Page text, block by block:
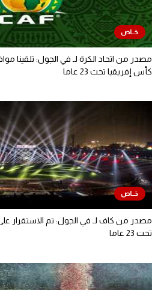
مصدر من اتحاد الكرة لـ في الجول: تلقينا
كأس إفريقيا تحت 23 عاما
مصدر من كاف لـ في الجول: تم الاستقرار
تحت 23 عاما